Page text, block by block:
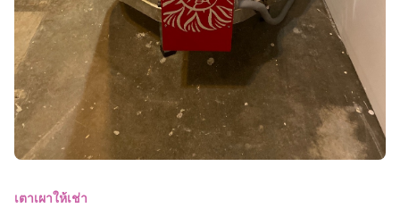
เตาเผาให้เช่า